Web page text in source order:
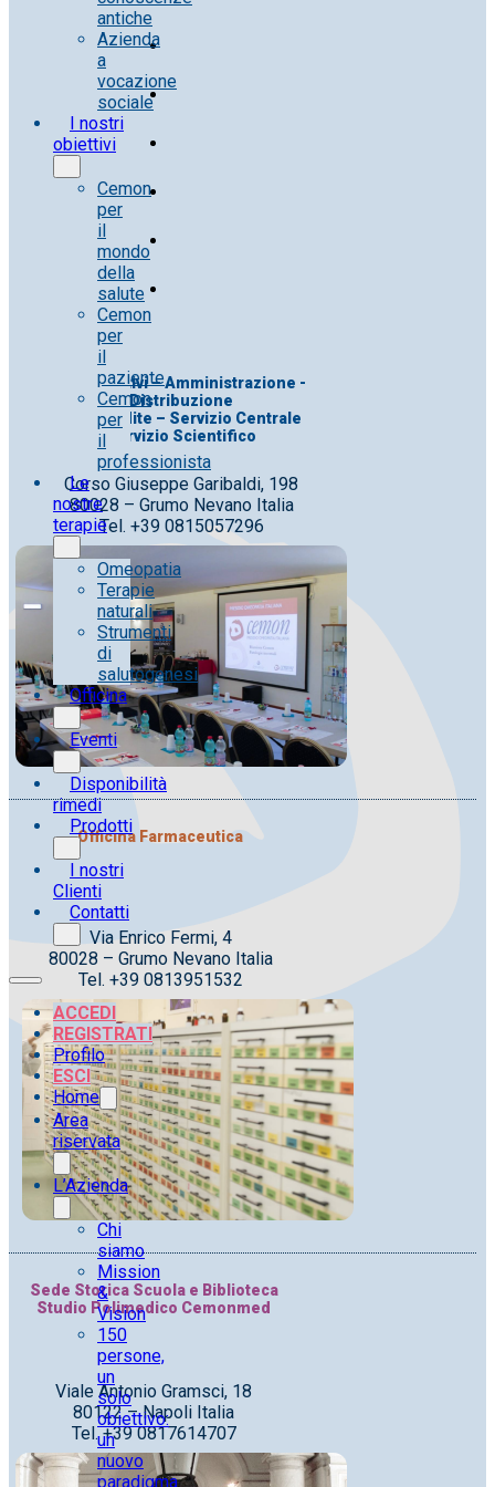
antiche
Azienda
a
vocazione
sociale
I nostri
obiettivi
Cemon
per
il
mondo
della
salute
Cemon
per
il
paziente
Cemon
per
il
professionista
Le
nostre
terapie
Omeopatia
Terapie
naturali
Strumenti
di
salutogenesi
Officina
Eventi
Disponibilità
rimedi
Prodotti
I nostri
Clienti
Contatti
ACCEDI
REGISTRATI
Profilo
ESCI
Home
Area
riservata
L’Azienda
Chi
siamo
Mission
&
Vision
150
persone,
un
solo
obiettivo:
un
nuovo
paradigma
Uff. Direttivi – Amministrazione -
Distribuzione
Uff. Vendite – Servizio Centrale
Servizio Scientifico
Corso Giuseppe Garibaldi, 198
80028 – Grumo Nevano Italia
Tel. +39 0815057296
Officina Farmaceutica
Via Enrico Fermi, 4
80028 – Grumo Nevano Italia
Tel. +39 0813951532
Sede Storica Scuola e Biblioteca
Studio Polimedico Cemonmed
Viale Antonio Gramsci, 18
80122 – Napoli Italia
Tel. +39 0817614707